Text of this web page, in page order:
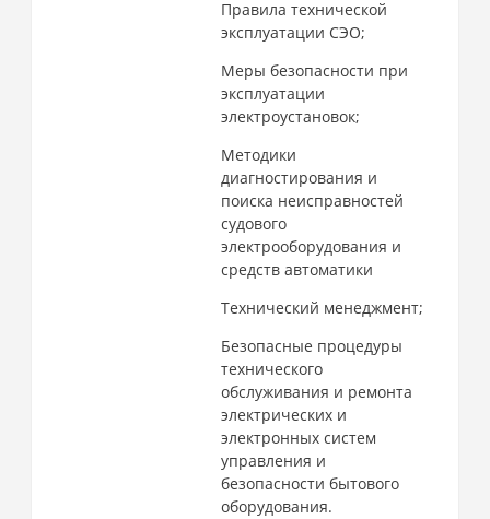
Правила технической
эксплуатации СЭО;
Меры безопасности при
эксплуатации
электроустановок;
Методики
диагностирования и
поиска неисправностей
судового
электрооборудования и
средств автоматики
Технический менеджмент;
Безопасные процедуры
технического
обслуживания и ремонта
электрических и
электронных систем
управления и
безопасности бытового
оборудования.